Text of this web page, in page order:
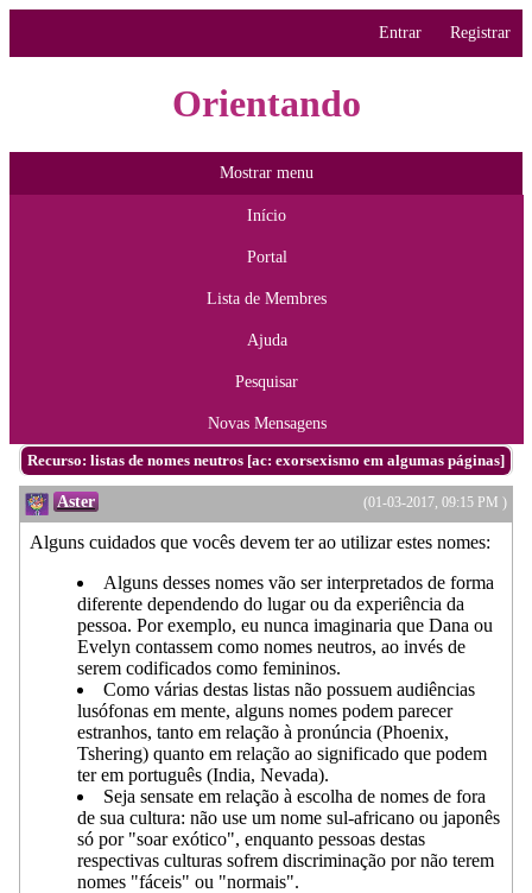
Entrar Registrar
Orientando
Mostrar menu
Início
Portal
Lista de Membres
Ajuda
Pesquisar
Novas Mensagens
Recurso: listas de nomes neutros [ac: exorsexismo em algumas páginas]
(01-03-2017, 09:15 PM )
Aster
Alguns cuidados que vocês devem ter ao utilizar estes nomes:
Alguns desses nomes vão ser interpretados de forma
diferente dependendo do lugar ou da experiência da
pessoa. Por exemplo, eu nunca imaginaria que Dana ou
Evelyn contassem como nomes neutros, ao invés de
serem codificados como femininos.
Como várias destas listas não possuem audiências
lusófonas em mente, alguns nomes podem parecer
estranhos, tanto em relação à pronúncia (Phoenix,
Tshering) quanto em relação ao significado que podem
ter em português (India, Nevada).
Seja sensate em relação à escolha de nomes de fora
de sua cultura: não use um nome sul-africano ou japonês
só por "soar exótico", enquanto pessoas destas
respectivas culturas sofrem discriminação por não terem
nomes "fáceis" ou "normais".